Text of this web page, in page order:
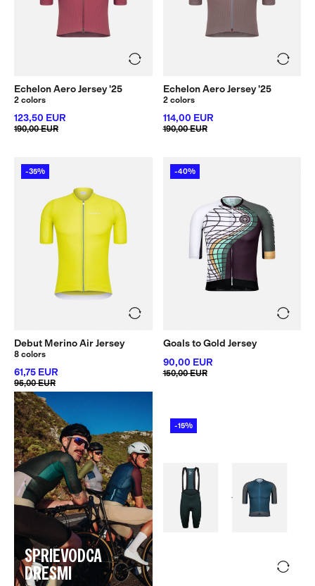
Echelon Aero Jersey '25
2 colors
123,50 EUR
190,00 EUR
Echelon Aero Jersey '25
2 colors
114,00 EUR
190,00 EUR
-35%
Debut Merino Air Jersey
8 colors
61,75 EUR
95,00 EUR
-40%
Goals to Gold Jersey
90,00 EUR
150,00 EUR
SPRIEVODCA
DRESMI
-15%